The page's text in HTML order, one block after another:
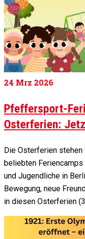
24 Mrz 2026
Pfeffersport-
Osterferien:
Die Osterferien stehen
beliebten
und Jugendliche in
Bewegung, neue
in diesen Osterferien